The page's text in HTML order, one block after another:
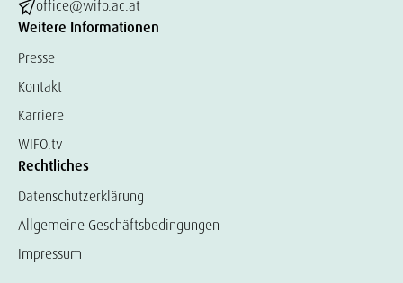
office@wifo.ac.at
Weitere Informationen
Presse
Kontakt
Karriere
WIFO.tv
Rechtliches
Datenschutzerklärung
Allgemeine Geschäftsbedingungen
Impressum